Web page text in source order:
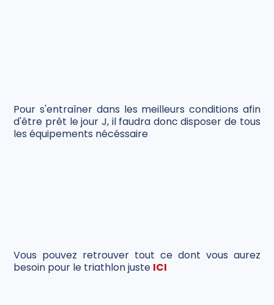
Pour s'entraîner dans les meilleurs conditions afin
d'être prêt le jour J, il faudra donc disposer de tous
les équipements nécéssaire
Vous pouvez retrouver tout ce dont vous aurez
besoin pour le triathlon juste ICI